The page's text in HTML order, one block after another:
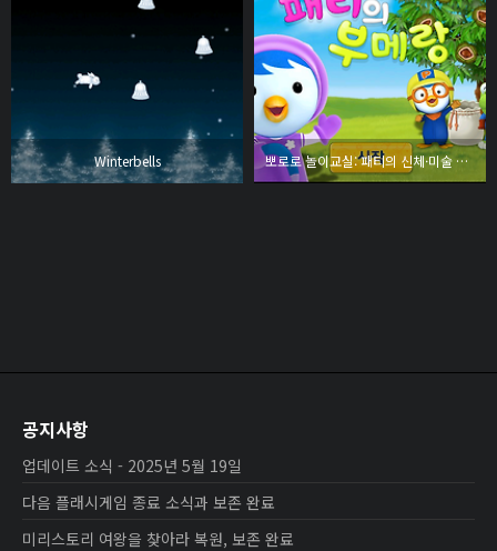
Winterbells 뽀로로 놀이교실: 패티의 신체·미술 놀이 - 패티의 부메랑
공지사항
업데이트 소식 - 2025년 5월 19일
다음 플래시게임 종료 소식과 보존 완료
미리스토리 여왕을 찾아라 복원, 보존 완료